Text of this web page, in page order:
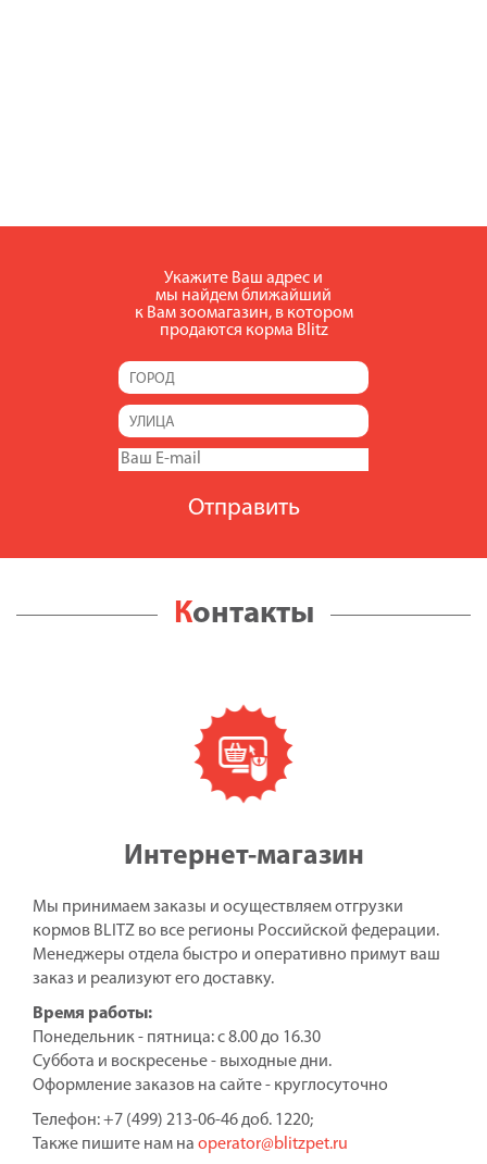
Укажите Ваш адрес и
мы найдем ближайший
к Вам зоомагазин, в котором
продаются корма Blitz
Контакты
Интернет-магазин
Мы принимаем заказы и осуществляем отгрузки
кормов BLITZ во все регионы Российской федерации.
Менеджеры отдела быстро и оперативно примут ваш
заказ и реализуют его доставку.
Время работы:
Понедельник - пятница: с 8.00 до 16.30
Суббота и воскресенье - выходные дни.
Оформление заказов на сайте - круглосуточно
Телефон: +7 (499) 213-06-46 доб. 1220;
Также пишите нам на operator@blitzpet.ru